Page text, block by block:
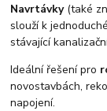
Navrtávky(také
slouží k
stávající
Ideální řešení pro
novostavbách,
napojení.